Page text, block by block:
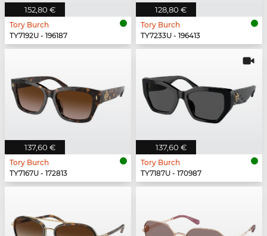
152,80 €
Tory Burch
TY7192U - 196187
128,80 €
Tory Burch
TY7233U - 196413
137,60 €
Tory Burch
TY7167U - 172813
137,60 €
Tory Burch
TY7187U - 170987